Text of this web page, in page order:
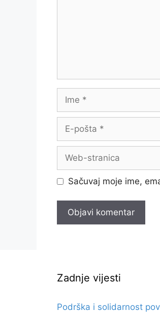
pošta
stranica
Sačuvaj moje ime,
Zadnje vijesti
Podrška i solidarnost